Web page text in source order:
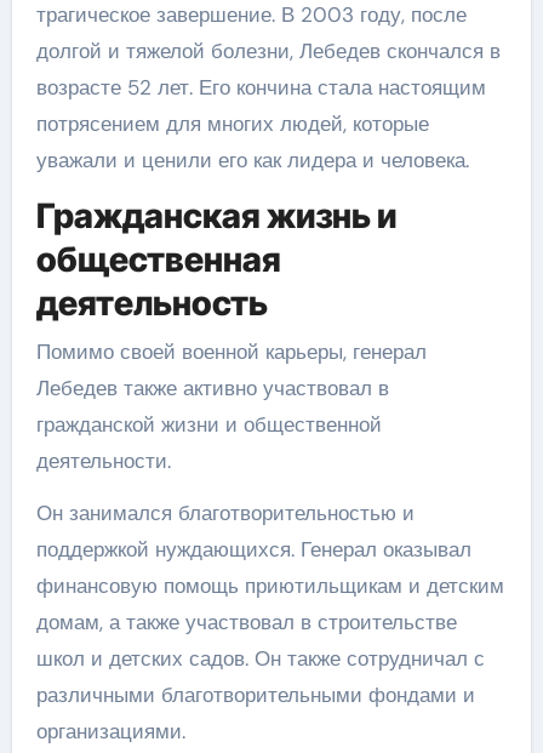
трагическое завершение. В 2003 году, после
долгой и тяжелой болезни, Лебедев скончался в
возрасте 52 лет. Его кончина стала настоящим
потрясением для многих людей, которые
уважали и ценили его как лидера и человека.
Гражданская жизнь и
общественная
деятельность
Помимо своей военной карьеры, генерал
Лебедев также активно участвовал в
гражданской жизни и общественной
деятельности.
Он занимался благотворительностью и
поддержкой нуждающихся. Генерал оказывал
финансовую помощь приютильщикам и детским
домам, а также участвовал в строительстве
школ и детских садов. Он также сотрудничал с
различными благотворительными фондами и
организациями.